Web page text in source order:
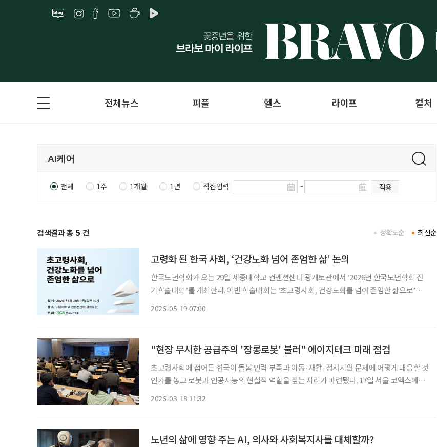
전체뉴스 피플 헬스 라이프 컬처
전체 1주 1개월 1년 직접입력 ~ 적용
검색결과 총 5 건 최신순
정확도순
고령화 된 한국 사회, ‘건강노화 넘어 존엄한 삶’ 논의
한국노년학회가 오는 29일 세종대학교 컨벤션센터 광개토관에서 ‘2026년 한국노년학회 전
기학술대회’를 개최한다. 이번 학술대회는 ‘초고령사회, 건강노화를 넘어 존엄한 삶으로’를
2026-05-19 07:00
"현장 무시한 공급주의 '장롱로봇' 불러" 에이지테크 미래 점검
초고령사회에 접어든 한국이 돌봄 인력 부족과 이동·재활·정서지원 문제에 어떻게 대응할 것
인가를 놓고 로봇과 인공지능의 현실적 역할을 짚는 자리가 마련됐다. 17일 서울 코엑스에서
2026-03-18 11:32
노년의 삶에 영향 주는 AI, 의사와 사회복지사를 대체할까?